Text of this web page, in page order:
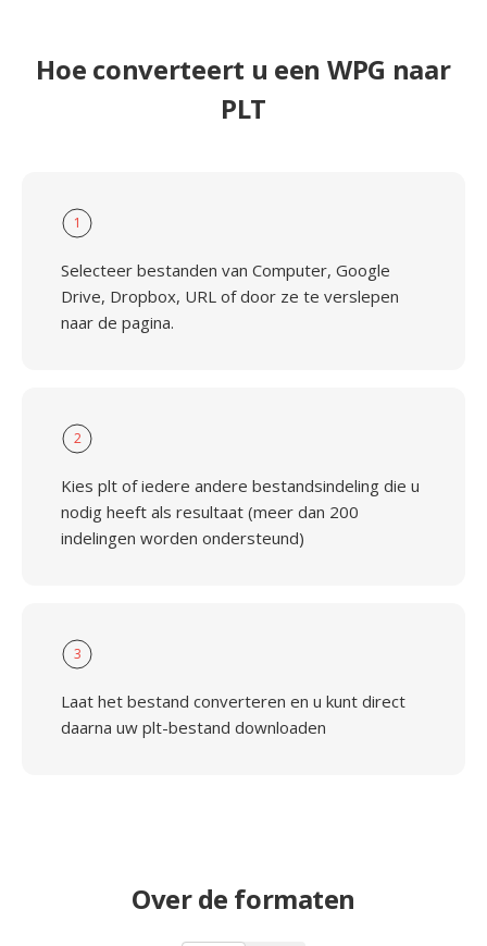
Hoe converteert u een WPG naar
PLT
1
Selecteer bestanden van Computer, Google
Drive, Dropbox, URL of door ze te verslepen
naar de pagina.
2
Kies plt of iedere andere bestandsindeling die u
nodig heeft als resultaat (meer dan 200
indelingen worden ondersteund)
3
Laat het bestand converteren en u kunt direct
daarna uw plt-bestand downloaden
Over de formaten